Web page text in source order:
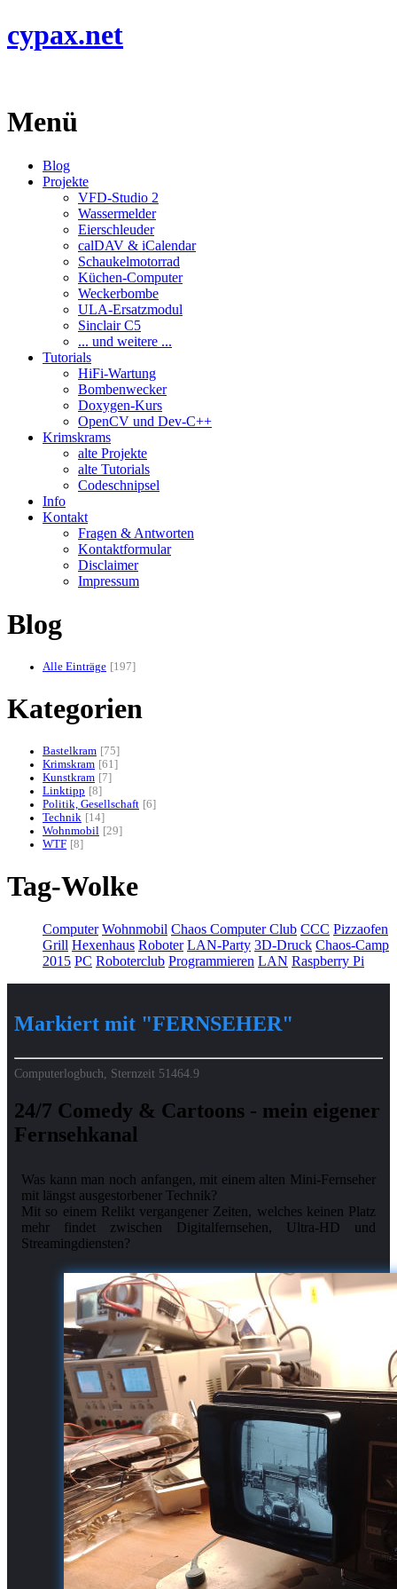
cypax.net
Menü
Blog
Projekte
VFD-Studio 2
Wassermelder
Eierschleuder
calDAV & iCalendar
Schaukelmotorrad
Küchen-Computer
Weckerbombe
ULA-Ersatzmodul
Sinclair C5
... und weitere ...
Tutorials
HiFi-Wartung
Bombenwecker
Doxygen-Kurs
OpenCV und Dev-C++
Krimskrams
alte Projekte
alte Tutorials
Codeschnipsel
Info
Kontakt
Fragen & Antworten
Kontaktformular
Disclaimer
Impressum
Blog
Alle Einträge 197
Kategorien
Bastelkram
75
Krimskram 61
Kunstkram
7
Linktipp
8
Politik, Gesellschaft 6
Technik
14
Wohnmobil
29
WTF 8
Tag-Wolke
Computer Wohnmobil Chaos Computer Club CCC Pizzaofen
Grill Hexenhaus Roboter LAN-Party 3D-Druck Chaos-Camp
2015 PC Roboterclub Programmieren LAN Raspberry Pi
Markiert mit "FERNSEHER"
Computerlogbuch, Sternzeit 51464.9
24/7 Comedy & Cartoons - mein eigener
Fernsehkanal
Was kann man noch anfangen, mit einem alten Mini-Fernseher
mit längst ausgestorbener Technik?
Mit so einem Relikt vergangener Zeiten, welches keinen Platz
mehr findet zwischen Digitalfernsehen, Ultra-HD und